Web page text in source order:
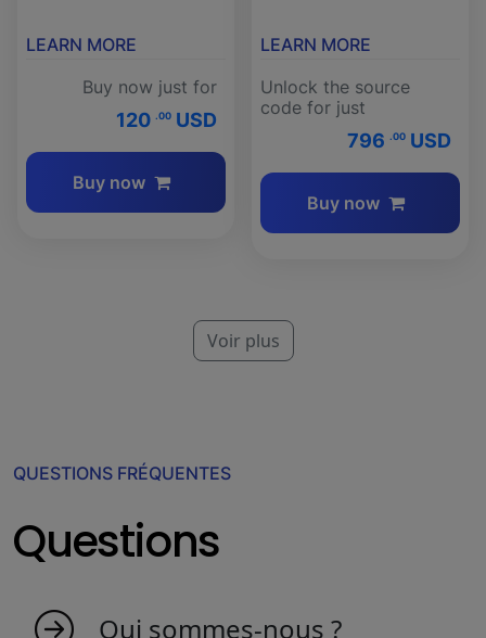
LEARN MORE
Buy now just for
120 .00 USD
Buy now
LEARN MORE
Unlock the source
code for just
796 .00 USD
Buy now
Voir plus
QUESTIONS FRÉQUENTES
Questions
Qui sommes-nous ?